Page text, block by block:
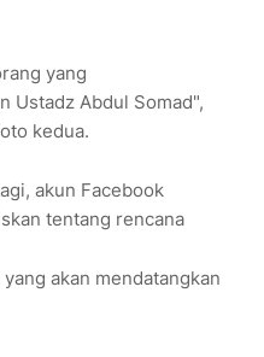
yang
Ustadz Abdul Somad",
kedua.
akun Facebook
tentang rencana
akan mendatangkan